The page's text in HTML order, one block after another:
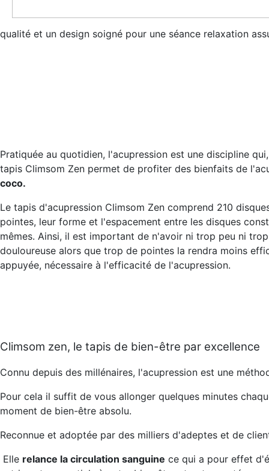
qualité et un design soigné pour une séance relaxation
Pratiquée au quotidien, l'acupression est une discipline
tapis Climsom Zen permet de profiter des bienfaits de
coco.
Le tapis d'acupression Climsom Zen comprend 210
pointes, leur forme et l'espacement entre les disques
mêmes. Ainsi, il est important de n'avoir ni trop peu ni
douloureuse alors que trop de pointes la rendra moins
appuyée, nécessaire à l'efficacité de l'acupression.
Climsom zen, le tapis de bien-être par excellence
Connu depuis des millénaires, l'acupression est une
Pour cela il suffit de vous allonger quelques minutes
moment de bien-être absolu.
Reconnue et adoptée par des milliers d'adeptes et de
Elle relance la circulation sanguine ce qui a pour effet